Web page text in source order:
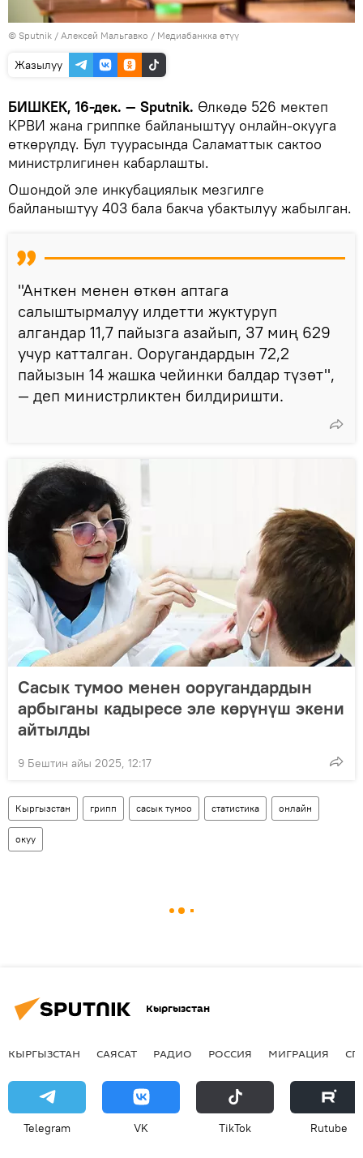
© Sputnik / Алексей Мальгавко / Медиабанкка өтүү
Жазылуу
БИШКЕК, 16-дек. — Sputnik. Өлкөдө 526 мектеп
КРВИ жана гриппке байланыштуу онлайн-окууга
өткөрүлдү. Бул туурасында Саламаттык сактоо
министрлигинен кабарлашты.
Ошондой эле инкубациялык мезгилге
байланыштуу 403 бала бакча убактылуу жабылган.
"Анткен менен өткөн аптага
салыштырмалуу илдетти жуктуруп
алгандар 11,7 пайызга азайып, 37 миң 629
учур катталган. Ооругандардын 72,2
пайызын 14 жашка чейинки балдар түзөт",
— деп министрликтен билдиришти.
Сасык тумоо менен ооругандардын
арбыганы кадыресе эле көрүнүш экени
айтылды
9 Бештин айы 2025, 12:17
Кыргызстан грипп сасык тумоо статистика онлайн
окуу
Кыргызстан
КЫРГЫЗСТАН САЯСАТ РАДИО РОССИЯ МИГРАЦИЯ
Telegram VK ТikТоk Rutube